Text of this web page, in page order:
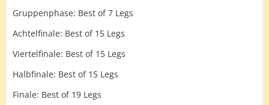
Gruppenphase: Best of 7 Legs
Achtelfinale: Best of 15 Legs
Viertelfinale: Best of 15 Legs
Halbfinale: Best of 15 Legs
Finale: Best of 19 Legs